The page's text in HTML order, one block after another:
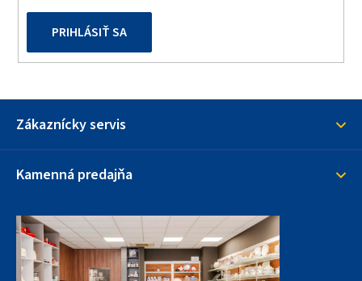
PRIHLÁSIŤ SA
Zákaznícky servis
Kamenná predajňa